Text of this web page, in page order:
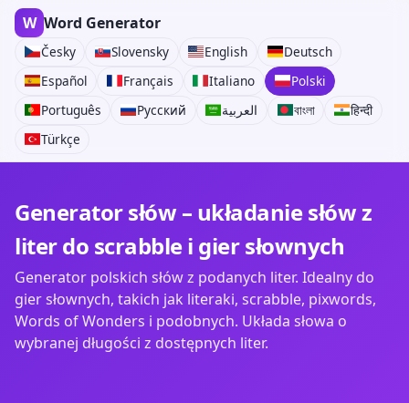
W Word Generator
Česky Slovensky English
Deutsch
Español
Français Italiano
Polski
Português
Русский العربية বাংলা
हिन्दी
Türkçe
Generator słów – układanie słów z
liter do scrabble i gier słownych
Generator polskich słów z podanych liter. Idealny do
gier słownych, takich jak literaki, scrabble, pixwords,
Words of Wonders i podobnych. Układa słowa o
wybranej długości z dostępnych liter.